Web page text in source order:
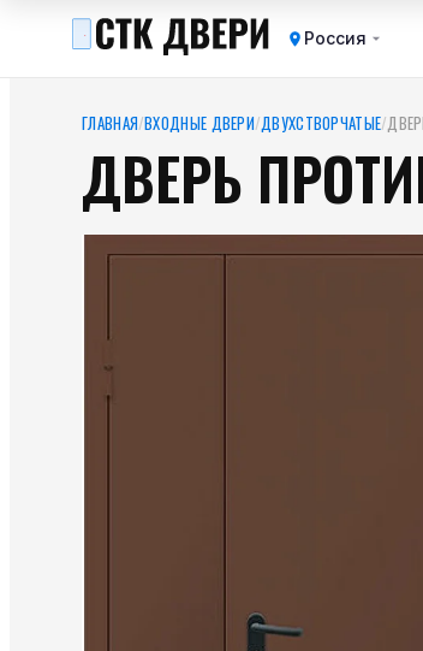
Россия
ГЛАВНАЯ/ВХОДНЫЕ ДВЕРИ/ДВУХСТВОРЧАТЫЕ/
ДВЕРЬ